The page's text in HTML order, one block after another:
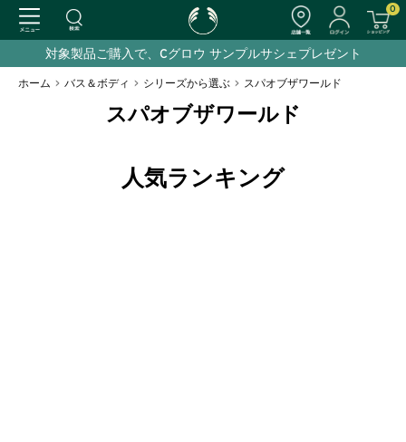
0
対象製品ご購入で、Cグロウ サンプルサシェプレゼント
ホーム > バス＆ボディ > シリーズから選ぶ > スパオブザワールド
スパオブザワールド
人気ランキング